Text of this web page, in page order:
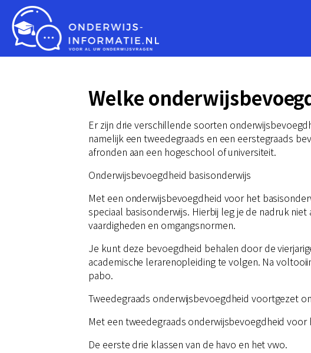
Welke
Er zijn drie verschillende soorten
namelijk een tweedegraads en een eerstegraads
afronden aan een hogeschool of universiteit.
Onderwijsbevoegdheid basisonderwijs
Met een onderwijsbevoegdheid voor het
speciaal basisonderwijs. Hierbij leg je de nadruk
vaardigheden en omgangsnormen.
Je kunt deze bevoegdheid behalen door de
academische lerarenopleiding te volgen. Na
pabo.
Tweedegraads onderwijsbevoegdheid voortgezet
Met een tweedegraads onderwijsbevoegdheid
De eerste drie klassen van de havo en het vwo.